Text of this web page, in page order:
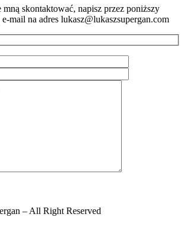
mną skontaktować, napisz przez poniższy
mail na adres lukasz@lukaszsupergan.com
– All Right Reserved